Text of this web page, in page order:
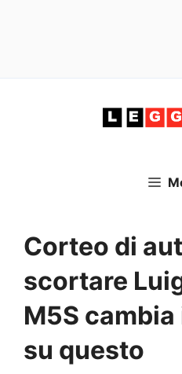
Corteo di
scortare
M5S
su questo